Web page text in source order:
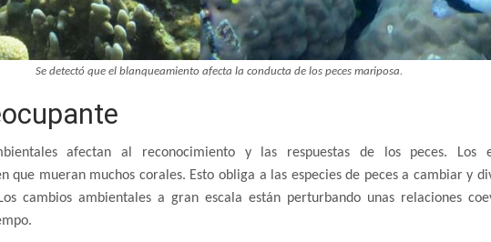
Se detectó que el blanqueamiento afecta la conducta de los peces mariposa.
afectan al reconocimiento y las respuestas de los peces. Los
que mueran muchos corales. Esto obliga a las especies de peces a cambiar y
cambios ambientales a gran escala están perturbando unas relaciones